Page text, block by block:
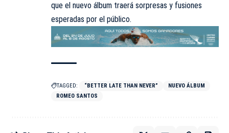
que el nuevo álbum traerá sorpresas y fusiones
esperadas por el público.
TAGGED: “BETTER LATE THAN NEVER”
NUEVO ÁLBUM
ROMEO SANTOS